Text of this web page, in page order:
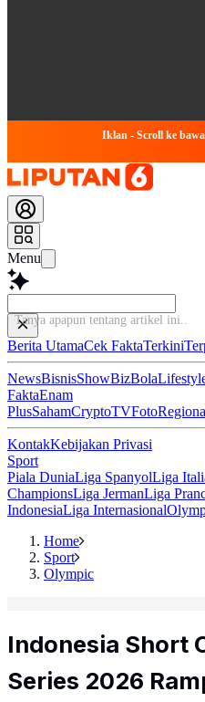
Iklan - Scroll ke
Menu
Tanya apapun tentang artikel
Berita UtamaCek FaktaTerkini
NewsBisnisShowBizBola
FaktaEnam
PlusSahamCryptoTVFoto
KontakKebijakan Privasi
Sport
Piala DuniaLiga SpanyolLiga
ChampionsLiga JermanLiga
IndonesiaLiga Internasional
Home
Sport
Olympic
‎Indonesia Short
Series 2026